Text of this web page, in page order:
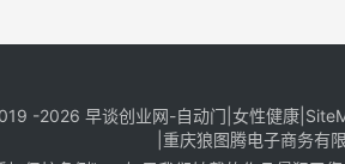
-2026 早谈创业网-自动门 女性健康|
重庆狼图腾电子商务有